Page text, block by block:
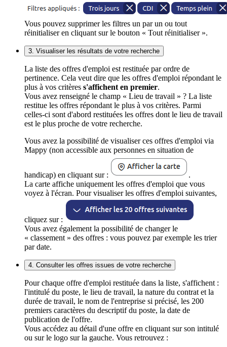
Vous pouvez supprimer les filtres un par un ou tout
réinitialiser en cliquant sur le bouton « Tout réinitialiser ».
3. Visualiser les résultats de votre recherche
La liste des offres d'emploi est restituée par ordre de
pertinence. Cela veut dire que les offres d'emploi répondant le
plus à vos critères s'affichent en premier.
Vous avez renseigné le champ « Lieu de travail » ? La liste
restitue les offres répondant le plus à vos critères. Parmi
celles-ci sont d'abord restituées les offres dont le lieu de travail
est le plus proche de votre recherche.
Vous avez la possibilité de visualiser ces offres d'emploi via
Mappy (non accessible aux personnes en situation de
handicap) en cliquant sur :
.
La carte affiche uniquement les offres d'emploi que vous
voyez à l'écran. Pour visualiser les offres d'emploi suivantes,
cliquez sur :
Vous avez également la possibilité de changer le
« classement » des offres : vous pouvez par exemple les trier
par date.
4. Consulter les offres issues de votre recherche
Pour chaque offre d'emploi restituée dans la liste, s'affichent :
l'intitulé du poste, le lieu de travail, la nature du contrat et la
durée de travail, le nom de l'entreprise si précisé, les 200
premiers caractères du descriptif du poste, la date de
publication de l'offre.
Vous accédez au détail d'une offre en cliquant sur son intitulé
ou sur le logo sur la gauche. Vous retrouvez :